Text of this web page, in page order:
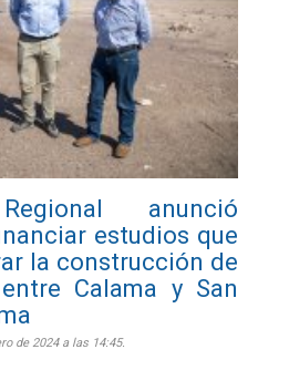
anunció
estudios que
la construcción de
Calama y San
de 2024 a las 14:45.